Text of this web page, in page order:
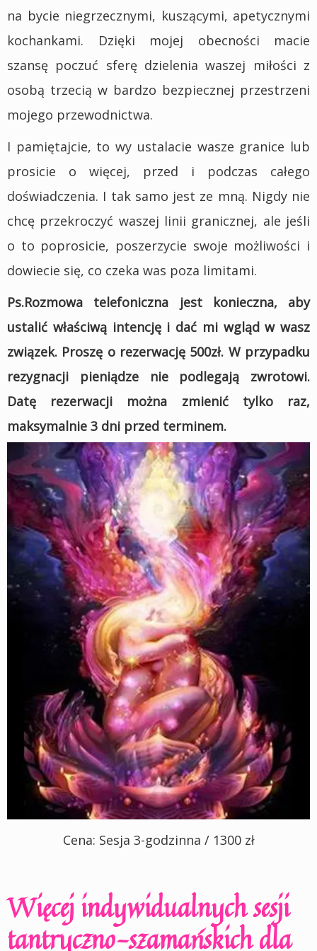
na bycie niegrzecznymi, kuszącymi, apetycznymi
kochankami. Dzięki mojej obecności macie
szansę poczuć sferę dzielenia waszej miłości z
osobą trzecią w bardzo bezpiecznej przestrzeni
mojego przewodnictwa.
I pamiętajcie, to wy ustalacie wasze granice lub
prosicie o więcej, przed i podczas całego
doświadczenia. I tak samo jest ze mną. Nigdy nie
chcę przekroczyć waszej linii granicznej, ale jeśli
o to poprosicie, poszerzycie swoje możliwości i
dowiecie się, co czeka was poza limitami.
Ps.Rozmowa telefoniczna jest konieczna, aby
ustalić właściwą intencję i dać mi wgląd w wasz
związek. Proszę o rezerwację 500zł. W przypadku
rezygnacji pieniądze nie podlegają zwrotowi.
Datę rezerwacji można zmienić tylko raz,
maksymalnie 3 dni przed terminem.
Cena: Sesja 3-godzinna / 1300 zł
Więcej indywidualnych sesji
tantryczno-szamańskich dla